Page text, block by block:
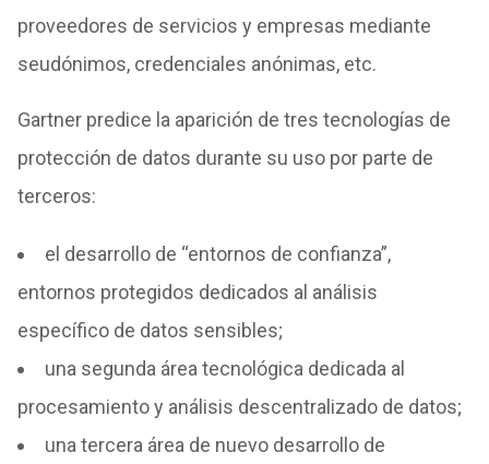
proveedores de servicios y empresas mediante
seudónimos, credenciales anónimas, etc.
Gartner predice la aparición de tres tecnologías de
protección de datos durante su uso por parte de
terceros:
el desarrollo de “entornos de confianza”,
entornos protegidos dedicados al análisis
específico de datos sensibles;
una segunda área tecnológica dedicada al
procesamiento y análisis descentralizado de datos;
una tercera área de nuevo desarrollo de